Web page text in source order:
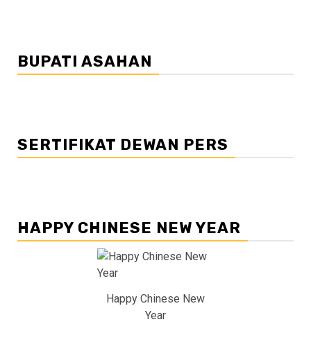
BUPATI ASAHAN
SERTIFIKAT DEWAN PERS
HAPPY CHINESE NEW YEAR
Happy Chinese New
Year